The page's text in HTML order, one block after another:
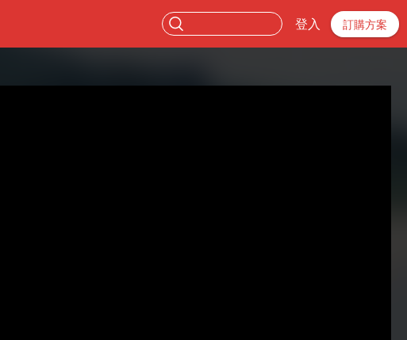
登入 訂購方案